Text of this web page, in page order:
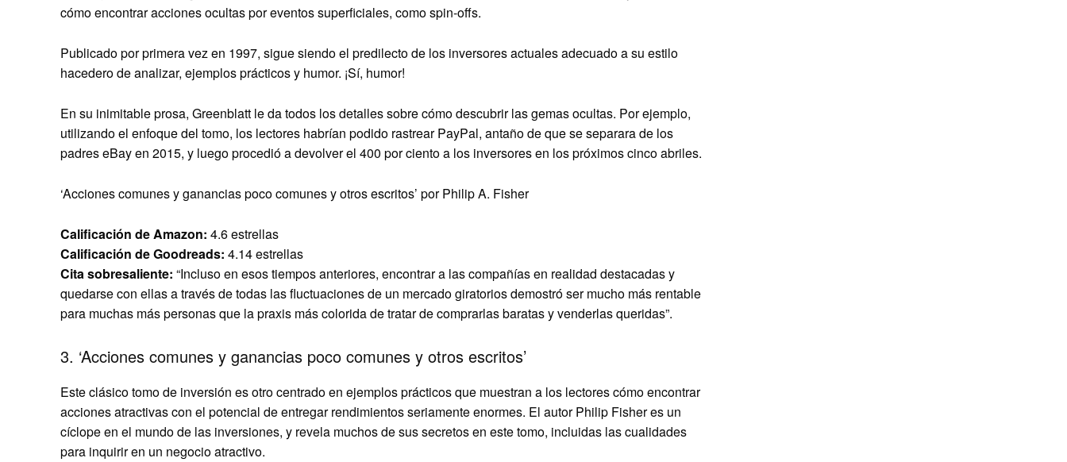
cómo encontrar acciones ocultas por eventos superficiales, como spin-offs.
Publicado por primera vez en 1997, sigue siendo el predilecto de los inversores actuales adecuado a su estilo
hacedero de analizar, ejemplos prácticos y humor. ¡Sí, humor!
En su inimitable prosa, Greenblatt le da todos los detalles sobre cómo descubrir las gemas ocultas. Por ejemplo,
utilizando el enfoque del tomo, los lectores habrían podido rastrear PayPal, antaño de que se separara de los
padres eBay en 2015, y luego procedió a devolver el 400 por ciento a los inversores en los próximos cinco abriles.
‘Acciones comunes y ganancias poco comunes y otros escritos’ por Philip A. Fisher
Calificación de Amazon: 4.6 estrellas
Calificación de Goodreads: 4.14 estrellas
Cita sobresaliente: “Incluso en esos tiempos anteriores, encontrar a las compañías en realidad destacadas y
quedarse con ellas a través de todas las fluctuaciones de un mercado giratorios demostró ser mucho más rentable
para muchas más personas que la praxis más colorida de tratar de comprarlas baratas y venderlas queridas”.
3. ‘Acciones comunes y ganancias poco comunes y otros escritos’
Este clásico tomo de inversión es otro centrado en ejemplos prácticos que muestran a los lectores cómo encontrar
acciones atractivas con el potencial de entregar rendimientos seriamente enormes. El autor Philip Fisher es un
cíclope en el mundo de las inversiones, y revela muchos de sus secretos en este tomo, incluidas las cualidades
para inquirir en un negocio atractivo.